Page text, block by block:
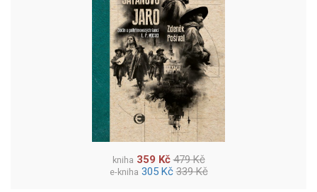
kniha 359 Kč 479 Kč
e-kniha 305 Kč 339 Kč